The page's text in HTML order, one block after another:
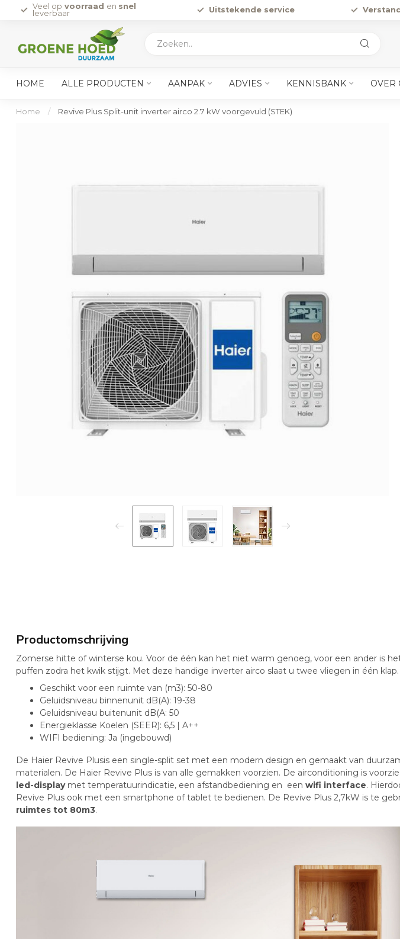
Veel op voorraad en snel
leverbaar
Uitstekende service
HOME ALLE PRODUCTEN AANPAK ADVIES KENNISBANK OVER
Home / Revive Plus Split-unit inverter airco 2.7 kW voorgevuld (STEK)
Productomschrijving
Zomerse hitte of winterse kou. Voor de één kan het niet warm genoeg, voor een ander is
puffen zodra het kwik stijgt. Met deze handige inverter airco slaat u twee vliegen in één klap.
Geschikt voor een ruimte van (m3): 50-80
Geluidsniveau binnenunit dB(A): 19-38
Geluidsniveau buitenunit dB(A: 50
Energieklasse Koelen (SEER): 6,5 | A++
WIFI bediening: Ja (ingebouwd)
De Haier Revive Plusis een single-split set met een modern design en gemaakt van
materialen. De Haier Revive Plus is van alle gemakken voorzien. De airconditioning is
led-displaymet temperatuurindicatie, een afstandbediening en een wifi interface.
Revive Plus ook met een smartphone of tablet te bedienen. De Revive Plus 2,7kW is te
ruimtes tot 80m3.